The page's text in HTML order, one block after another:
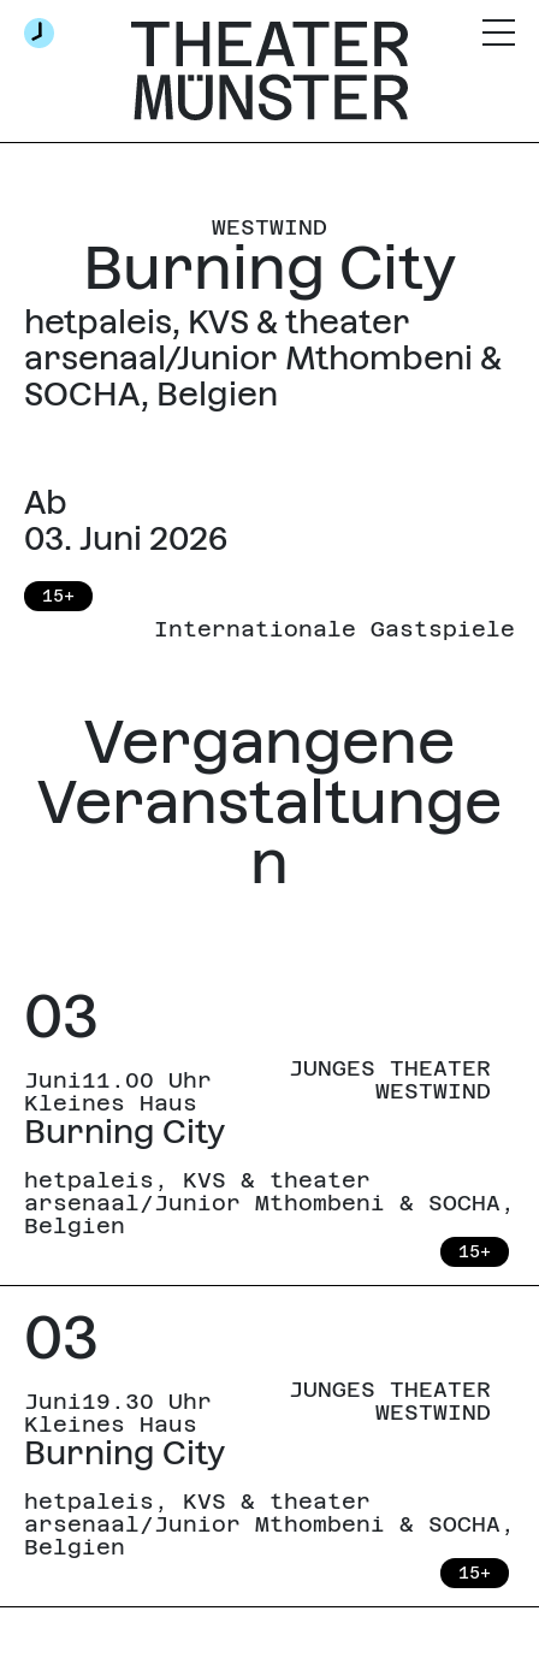
WESTWIND
Burning City
hetpaleis, KVS & theater
arsenaal/Junior Mthombeni &
SOCHA, Belgien
Ab
03. Juni 2026
15+
Internationale Gastspiele
Vergangene
Veranstaltunge
n
03
Juni11.00 Uhr
Kleines Haus
Burning City
hetpaleis, KVS & theater
arsenaal/Junior Mthombeni & SOCHA,
Belgien
JUNGES THEATER
WESTWIND
15+
03
Juni19.30 Uhr
Kleines Haus
Burning City
hetpaleis, KVS & theater
arsenaal/Junior Mthombeni & SOCHA,
Belgien
JUNGES THEATER
WESTWIND
15+